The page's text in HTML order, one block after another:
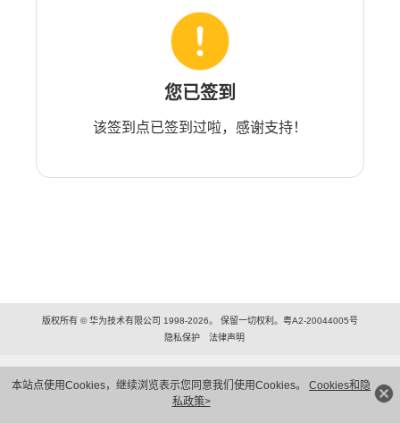
本站点使用Cookies，继续浏览表示您同意我们使用Cookies。 Cookies和隐
私政策>
您已签到
该签到点已签到过啦，感谢支持！
版权所有 © 华为技术有限公司 1998-2026。 保留一切权利。粤A2-20044005号
隐私保护
法律声明